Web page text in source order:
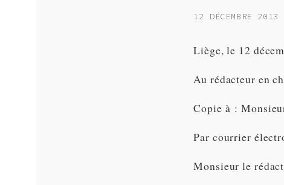
12 DÉCEMBRE 2013
Liège, le 12
Au rédacteur en
Copie à :
Par courrier
Monsieur le